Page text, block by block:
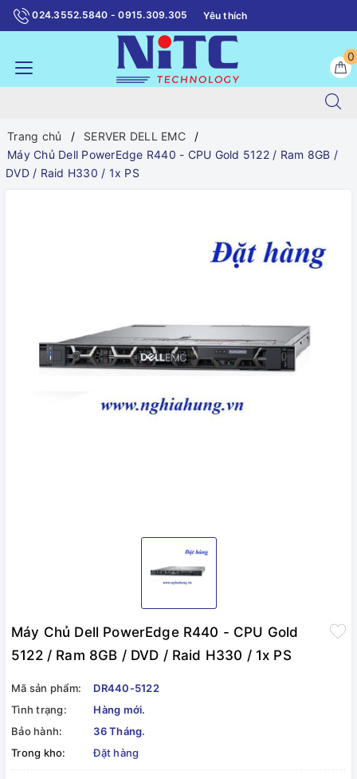
024.3552.5840 - 0915.309.305 Yêu thích
0
Trang chủ
SERVER DELL EMC
Máy Chủ Dell PowerEdge R440 - CPU Gold 5122 / Ram 8GB /
DVD / Raid H330 / 1x PS
Máy Chủ Dell PowerEdge R440 - CPU Gold
5122 / Ram 8GB / DVD / Raid H330 / 1x PS
Mã sản phẩm:
DR440-5122
Tình trạng:
Hàng mới.
Bảo hành:
36 Tháng.
Trong kho:
Đặt hàng